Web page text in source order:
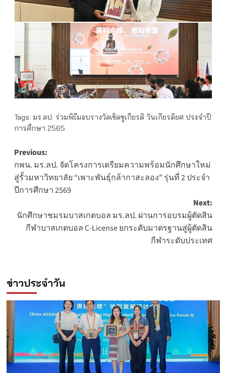
Tags: มร.ลป. ร่วมพิธีมอบรางวัลเชิดชูเกียรติ วันเกียรติยศ ประจำปี
การศึกษา 2565
Post
navigation
Previous:
กพน. มร.ลป. จัดโครงการเตรียมความพร้อมนักศึกษาใหม่
สู่รั้วมหาวิทยาลัย “เพาะพันธุ์กล้ากาสะลอง” รุ่นที่ 2 ประจำ
ปีการศึกษา 2569
Next:
นักศึกษาชมรมบาสเกตบอล มร.ลป. ผ่านการอบรมผู้ตัดสิน
กีฬาบาสเกตบอล C-License ยกระดับมาตรฐานสู่ผู้ตัดสิน
กีฬาระดับประเทศ
ข่าวประจำวัน